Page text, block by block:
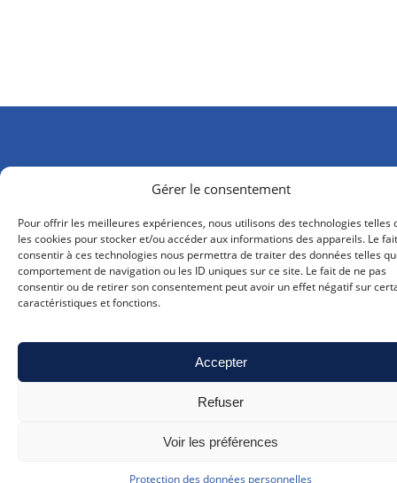
Gérer le consentement
Pour offrir les meilleures expériences, nous utilisons des technologies telles
les cookies pour stocker et/ou accéder aux informations des appareils. Le
consentir à ces technologies nous permettra de traiter des données telles
comportement de navigation ou les ID uniques sur ce site. Le fait de ne pas
consentir ou de retirer son consentement peut avoir un effet négatif sur
caractéristiques et fonctions.
Accepter
Refuser
Voir les préférences
Protection des données personnelles
info@cqfd-bw.be
(lu-ve 9h-17h)